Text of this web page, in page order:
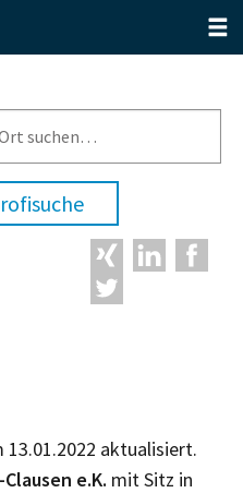
aktualisiert.
e.K. mit Sitz in